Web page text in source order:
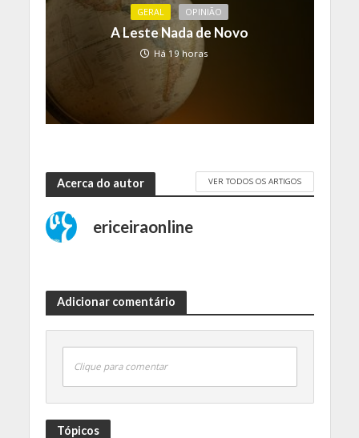
GERAL OPINIÃO
A Leste Nada de Novo
Há 19 horas
Acerca do autor VER TODOS OS ARTIGOS
ericeiraonline
Adicionar comentário
Clique para comentar
Tópicos